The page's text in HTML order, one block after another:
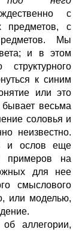
с
предметов, с
Мы
и в этом
к синим
или это
весьма
соловья и
неизвестно.
и ослов еще
примеров на
для нее
смыслового
или моделью,
аллегории,